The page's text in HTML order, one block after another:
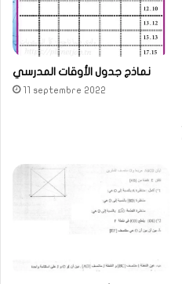
نماذج جدول الأوقات المدرسي
11 septembre 2022